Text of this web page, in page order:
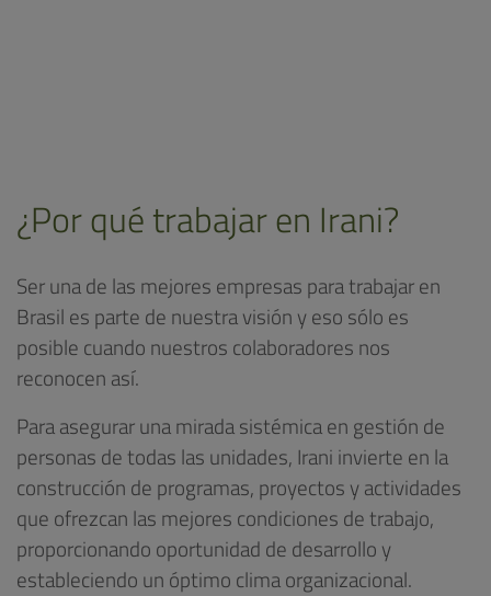
¿Por qué trabajar en Irani?
Ser una de las mejores empresas para trabajar en
Brasil es parte de nuestra visión y eso sólo es
posible cuando nuestros colaboradores nos
reconocen así.
Para asegurar una mirada sistémica en gestión de
personas de todas las unidades, Irani invierte en la
construcción de programas, proyectos y actividades
que ofrezcan las mejores condiciones de trabajo,
proporcionando oportunidad de desarrollo y
estableciendo un óptimo clima organizacional.